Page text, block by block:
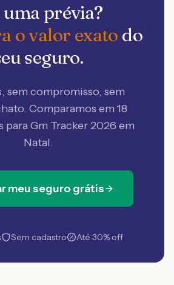
prévia?
o valor exato do
seguro.
sem compromisso, sem
Comparamos em 18
para Gm Tracker 2026 em
Natal.
meu seguro grátis
Sem cadastro Até 30% off